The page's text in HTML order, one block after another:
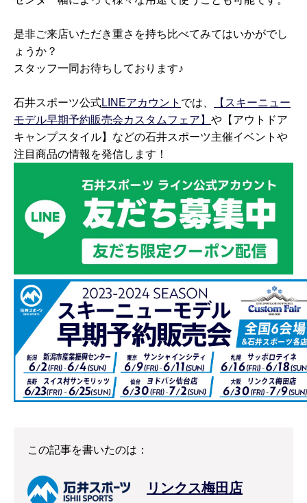
是非ご来店いただき重さを持ち比べてみてはいかがでし
ょうか？
スタッフ一同お待ちしております♪
石井スポーツ公式LINEアカウント では、
【スキーニュー
モデル早期予約販売会カスタムフェア】 や【アウトドア
キャンプスタイル】などの石井スポーツ主催イベントや
注目商品の情報を発信します！
この記事を書いたのは：
リンクス梅田店